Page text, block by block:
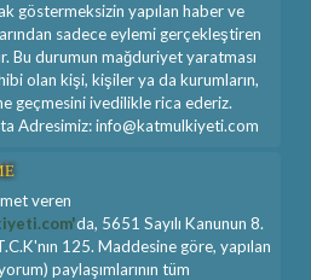
göstermeksizin yapılan haber ve
sadece eylemi gerçekleştiren
Bu durumun mağduriyet yaratması
olan kişi, kişiler ya da kurumların,
geçmesini ivedilikle rica ederiz.
Adresimiz: info@katmulkiyeti.com
veren
da, 5651 Sayılı Kanunun 8.
125. Maddesine göre, yapılan
paylaşımlarının tüm